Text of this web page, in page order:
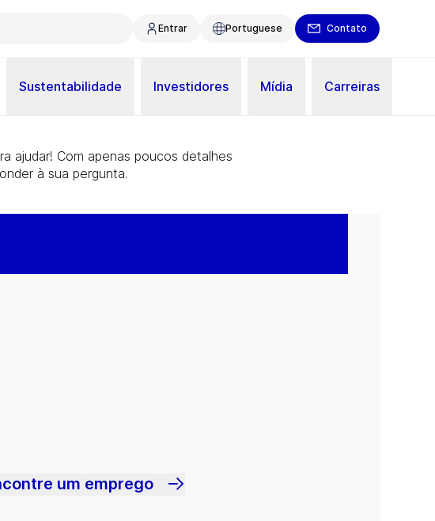
Entrar Portuguese Contato
Sustentabilidade Investidores Mídia Carreiras
ajudar! Com apenas poucos detalhes
à sua pergunta.
um emprego